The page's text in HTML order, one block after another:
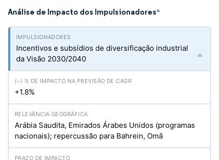
Análise de Impacto dos Impulsionadores*
Incentivos e subsídios de diversificação industrial
da Visão 2030/2040
+1.8%
Arábia Saudita, Emirados Árabes Unidos (programas
nacionais); repercussão para Bahrein, Omã